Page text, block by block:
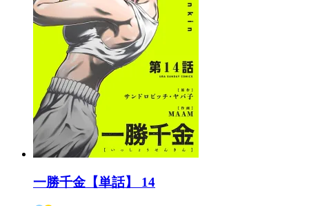
一勝千金【単話】 14